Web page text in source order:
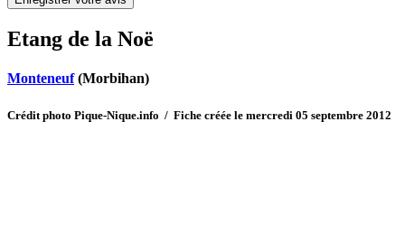
Etang de la Noë
Monteneuf(Morbihan)
Crédit photo Pique-Nique.info / Fiche créée le mercredi 05 septembre 2012